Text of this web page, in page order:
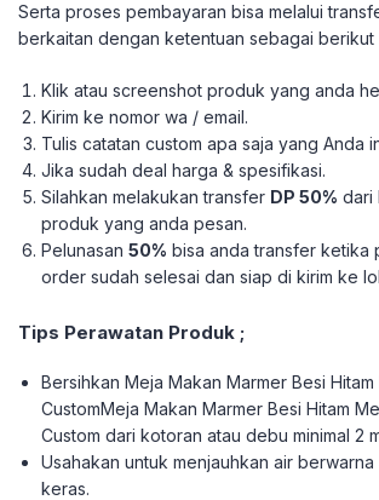
Serta proses pembayaran bisa melalui
berkaitan dengan ketentuan sebagai berikut
Klik atau screenshot produk yang anda
Kirim ke nomor wa / email.
Tulis catatan custom apa saja yang Anda
Jika sudah deal harga & spesifikasi.
Silahkan melakukan transfer DP 50% dari
produk yang anda pesan.
Pelunasan50% bisa anda transfer ketika
order sudah selesai dan siap di kirim ke
Tips Perawatan Produk ;
Bersihkan Meja Makan Marmer Besi
CustomMeja Makan Marmer Besi Hitam
Custom dari kotoran atau debu minimal 2
Usahakan untuk menjauhkan air
keras.